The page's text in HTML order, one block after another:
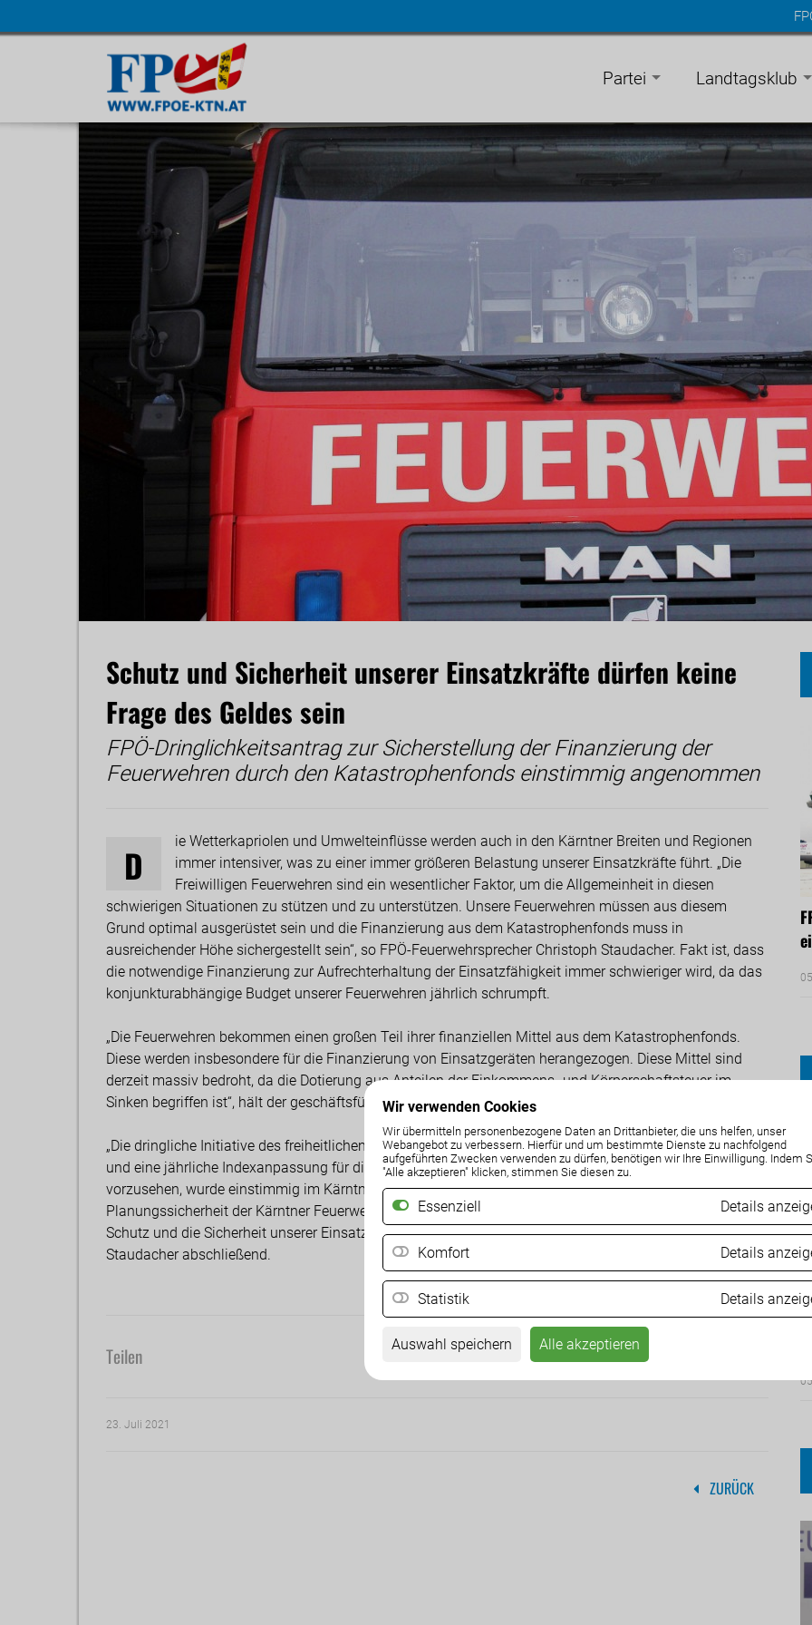
Wir verwenden Cookies
Wir übermitteln personenbezogene Daten an Drittanbieter, die uns helfen, unser
Webangebot zu verbessern. Hierfür und um bestimmte Dienste zu nachfolgend
aufgeführten Zwecken verwenden zu dürfen, benötigen wir Ihre Einwilligung. Indem
"Alle akzeptieren" klicken, stimmen Sie diesen zu.
Essenziell Details
Komfort Details
Statistik Details
Auswahl speichern Alle akzeptieren
Navigation
Partei Landtagsklub
Schutz und Sicherheit unserer Einsatzkräfte dürfen keine
Frage des Geldes sein
FPÖ-Dringlichkeitsantrag zur Sicherstellung der Finanzierung der
Feuerwehren durch den Katastrophenfonds einstimmig angenommen
D
ie Wetterkapriolen und Umwelteinflüsse werden auch in den Kärntner Breiten und Regionen
immer intensiver, was zu einer immer größeren Belastung unserer Einsatzkräfte führt. „Die
Freiwilligen Feuerwehren sind ein wesentlicher Faktor, um die Allgemeinheit in diesen
schwierigen Situationen zu stützen und zu unterstützen. Unsere Feuerwehren müssen aus diesem
Grund optimal ausgerüstet sein und die Finanzierung aus dem Katastrophenfonds muss in
ausreichender Höhe sichergestellt sein“, so FPÖ-Feuerwehrsprecher Christoph Staudacher. Fakt ist, dass
die notwendige Finanzierung zur Aufrechterhaltung der Einsatzfähigkeit immer schwieriger wird, da das
konjunkturabhängige Budget unserer Feuerwehren jährlich schrumpft.
„Die Feuerwehren bekommen einen großen Teil ihrer finanziellen Mittel aus dem Katastrophenfonds.
Diese werden insbesondere für die Finanzierung von Einsatzgeräten herangezogen. Diese Mittel sind
derzeit massiv bedroht, da die Dotierung aus Anteilen der Einkommens- und Körperschaftsteuer im
Sinken begriffen ist“, hält der geschäftsführende Kärntner FPÖ-Obmann Erwin Angerer fest.
„Die dringliche Initiative des freiheitlichen Landtagsklubs, eine ausreichende Dotierung sicherzustellen
und eine jährliche Indexanpassung für die entsprechenden Mittel aus dem Katastrophenfonds
vorzusehen, wurde einstimmig im Kärntner Landtag angenommen. Unser Vorstoß stellt
Planungssicherheit der Kärntner Feuerwehren für den Dienst an der Allgemeinheit sicher. Denn der
Schutz und die Sicherheit unserer Einsatzkräfte dürfen keine Frage des Geldes sein“, so Angerer und
Staudacher abschließend.
Teilen
23. Juli 2021
ZURÜCK